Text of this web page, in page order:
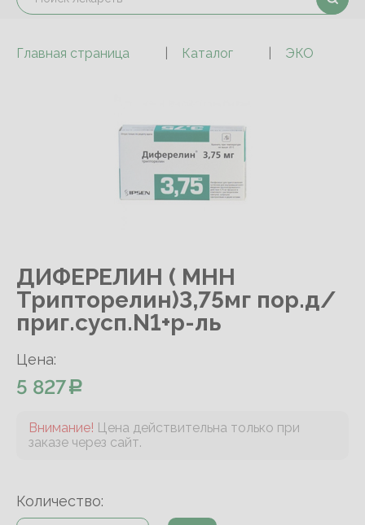
Главная страница Каталог ЭКО
ДИФЕРЕЛИН ( МНН
Трипторелин)3,75мг пор.д/
приг.сусп.N1+р-ль
Цена:
5 827
Внимание! Цена действительна только при
заказе через сайт.
Количество: